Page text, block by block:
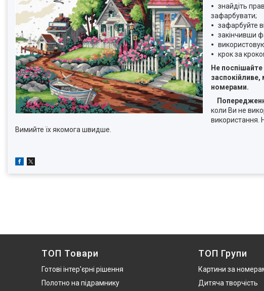
знайдіть
зафарбувати;
зафарбуйте
закінчивши
крок за
Не
номерами.
коли Ви не
використання.
Вимийте їх якомога швидше.
ТОП Товари
Готові інтер'єрні рішення
Полотно на підрамнику
ТОП Групи
Картини за
Дитяча творчість